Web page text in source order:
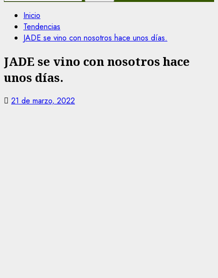
Inicio
Tendencias
JADE se vino con nosotros hace unos días.
JADE se vino con nosotros hace
unos días.
21 de marzo, 2022